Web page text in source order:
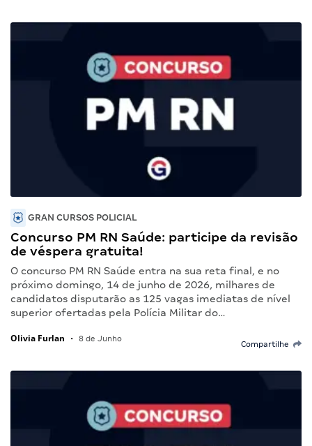
GRAN CURSOS POLICIAL
Concurso PM RN Saúde: participe da revisão
de véspera gratuita!
O concurso PM RN Saúde entra na sua reta final, e no
próximo domingo, 14 de junho de 2026, milhares de
candidatos disputarão as 125 vagas imediatas de nível
superior ofertadas pela Polícia Militar do…
Olivia Furlan • 8 de Junho
Compartilhe